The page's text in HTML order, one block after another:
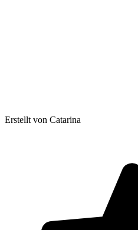
Erstellt von Catarina